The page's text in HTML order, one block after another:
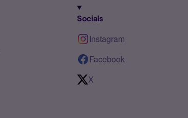
Socials
Instagram
Facebook
X